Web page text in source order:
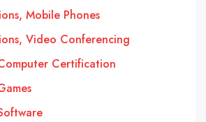
Mobile Phones
Video Conferencing
Certification